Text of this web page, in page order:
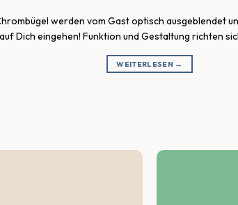
werden vom Gast optisch ausgeblendet
Dich eingehen! Funktion und Gestaltung richten
WEITERLESEN →